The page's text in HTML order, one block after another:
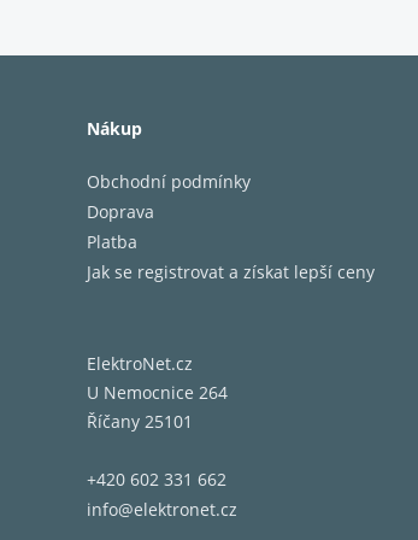
Nákup
Obchodní podmínky
Doprava
Platba
Jak se registrovat a získat lepší ceny
ElektroNet.cz
U Nemocnice 264
Říčany 25101
+420 602 331 662
info@elektronet.cz